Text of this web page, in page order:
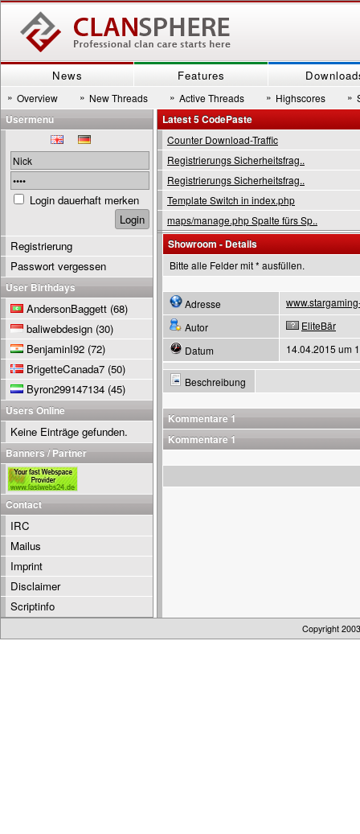
News Features
» Overview » New Threads » Active Threads » Highscores »
Latest 5 CodePaste
Counter Download-Traffic
Registrierungs Sicherheitsfrag..
Registrierungs Sicherheitsfrag..
Template Switch in index.php
maps/manage.php Spalte fürs Sp..
Showroom - Details
Bitte alle Felder mit * ausfüllen.
Adresse
Autor
EliteBär
Datum
14.04.2015 um
Beschreibung
Kommentare 1
Kommentare 1
Usermenu
Login dauerhaft merken
Registrierung
Passwort vergessen
User Birthdays
AndersonBaggett (68)
baliwebdesign (30)
BenjaminI92 (72)
BrigetteCanada7 (50)
Byron299147134 (45)
Users Online
Keine Einträge gefunden.
Banners / Partner
Contact
IRC
Mailus
Imprint
Disclaimer
Scriptinfo
Copyright